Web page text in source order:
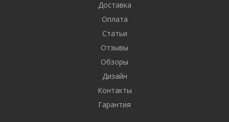
Доставка
Оплата
Статьи
Отзывы
Обзоры
Дизайн
Контакты
Гарантия